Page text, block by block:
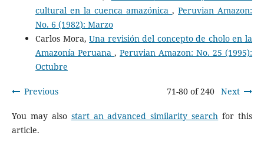
cultural en la cuenca amazónica,Peruvian Amazon:
No. 6 (1982): Marzo
Carlos Mora,Una revisión del concepto de cholo en la
Amazonía Peruana ,Peruvian Amazon: No. 25 (1995):
Octubre
Previous 71-80 of 240 Next
You may also start an advanced similarity search for this
article.